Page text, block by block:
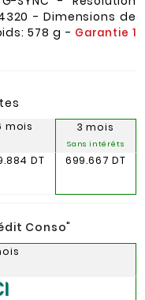
- Dimensions de
578 g - Garantie 1
mois
DT
3 mois
Sans intérêts
699.667 DT
Conso"